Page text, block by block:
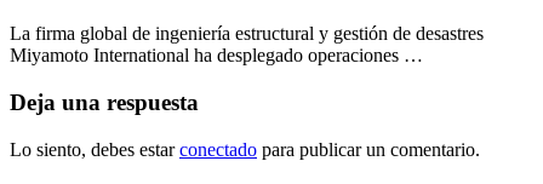
La firma global de ingeniería estructural y gestión de desastres
Miyamoto International ha desplegado operaciones …
Deja una respuesta
Lo siento, debes estarconectado para publicar un comentario.